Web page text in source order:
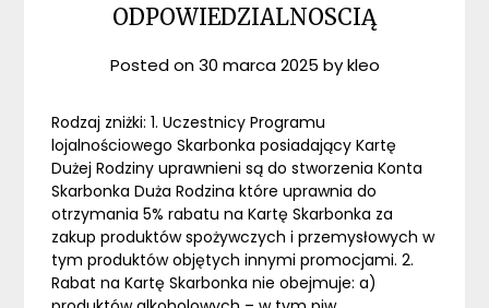
ODPOWIEDZIALNOSCIĄ
Posted on30 marca 2025 bykleo
Rodzaj zniżki: 1. Uczestnicy Programu
lojalnościowego Skarbonka posiadający Kartę
Dużej Rodziny uprawnieni są do stworzenia Konta
Skarbonka Duża Rodzina które uprawnia do
otrzymania 5% rabatu na Kartę Skarbonka za
zakup produktów spożywczych i przemysłowych w
tym produktów objętych innymi promocjami. 2.
Rabat na Kartę Skarbonka nie obejmuje: a)